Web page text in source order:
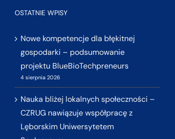
OSTATNIE WPISY
Nowe kompetencje dla błękitnej
gospodarki – podsumowanie
projektu BlueBioTechpreneurs
4 sierpnia 2026
Nauka bliżej lokalnych społeczności –
CZRUG nawiązuje współpracę z
Lęborskim Uniwersytetem